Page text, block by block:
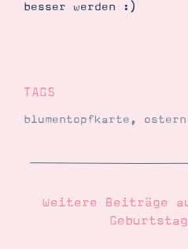
besser werden :)
TAGS
blumentopfkarte, ostern
Weitere Beiträge